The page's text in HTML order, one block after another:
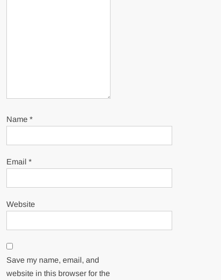
Name*
Email*
Website
Save my name, email, and
website in this browser for the